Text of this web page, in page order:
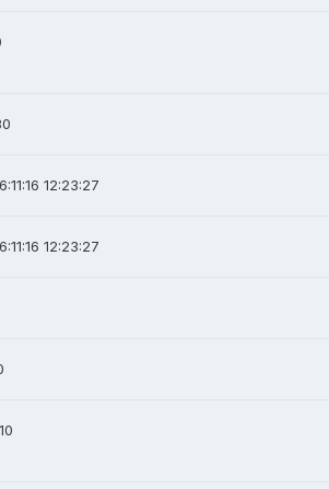
12:23:27
12:23:27